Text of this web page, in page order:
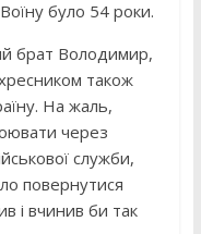
було 54 роки.
брат Володимир,
також
На жаль,
через
служби,
повернутися
і вчинив би так